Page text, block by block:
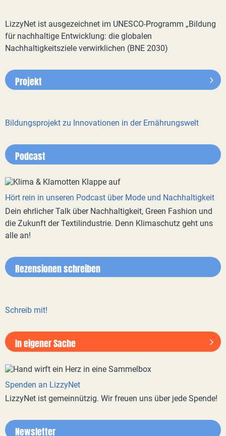
LizzyNet ist ausgezeichnet im UNESCO-Programm „Bildung
für nachhaltige Entwicklung: die globalen
Nachhaltigkeitsziele verwirklichen (BNE 2030)
Projekt
Bildungsprojekt zu Innovationen in der Ernährungswelt
Podcast
Hört rein in unseren Podcast über Mode und Nachhaltigkeit
Dein ehrlicher Talk über Nachhaltigkeit, Green Fashion und
die Zukunft der Textilindustrie. Denn Klimaschutz geht uns
alle an!
Rezensionen schreiben
Schreib mit!
In eigener Sache
Spenden an LizzyNet
LizzyNet ist gemeinnützig. Wir freuen uns über jede Spende!
Newsletter